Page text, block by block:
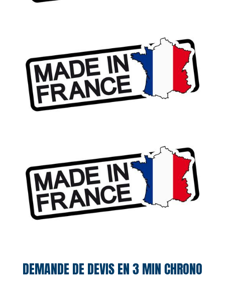
DEMANDE DE DEVIS EN 3 MIN CHRONO